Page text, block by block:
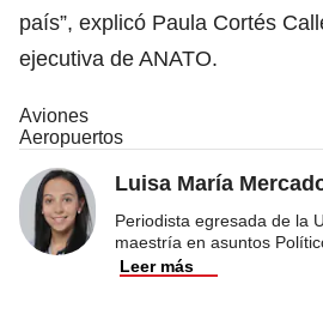
país”, explicó Paula Cortés
ejecutiva de ANATO.
Aviones
Aeropuertos
Luisa María
Periodista egresada de la
maestría en asuntos
Leer más